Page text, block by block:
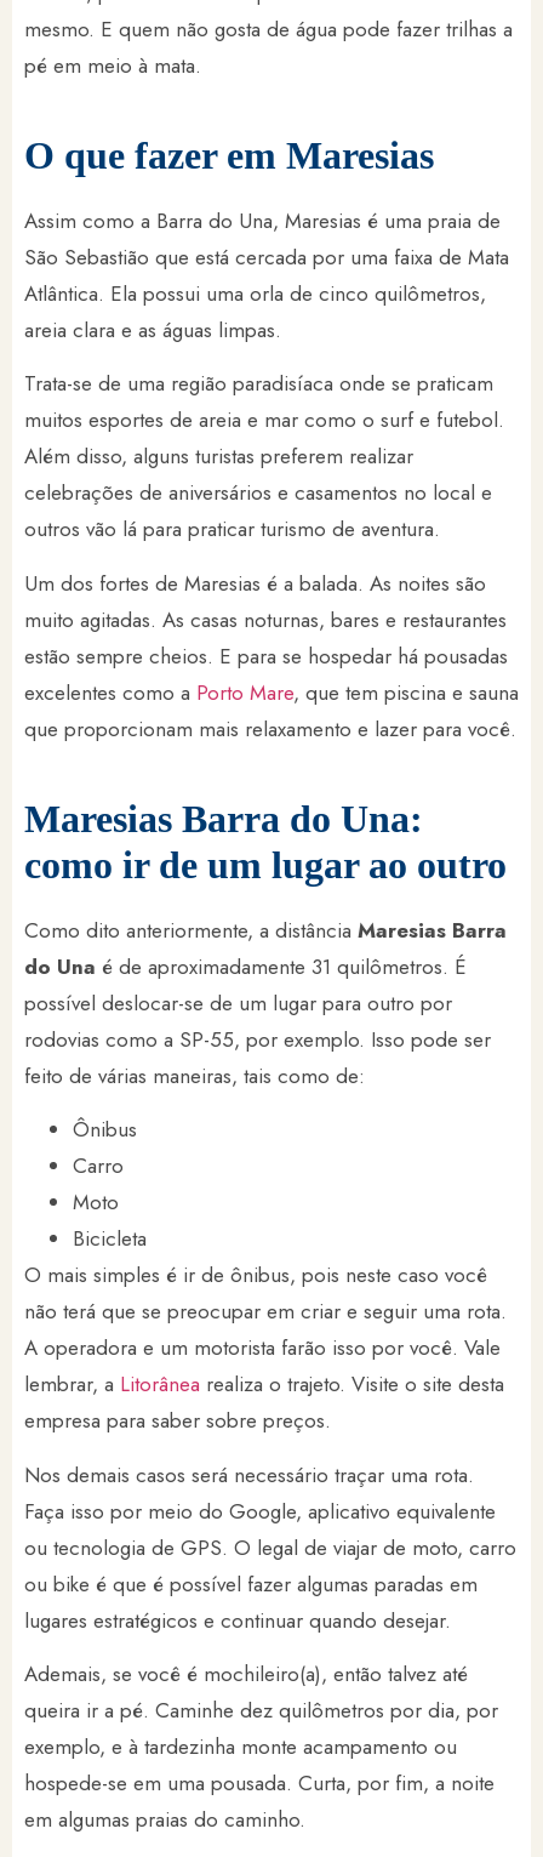
mesmo. E quem não gosta de água pode fazer trilhas a
pé em meio à mata.
O que fazer em Maresias
Assim como a Barra do Una, Maresias é uma praia de
São Sebastião que está cercada por uma faixa de Mata
Atlântica. Ela possui uma orla de cinco quilômetros,
areia clara e as águas limpas.
Trata-se de uma região paradisíaca onde se praticam
muitos esportes de areia e mar como o surf e futebol.
Além disso, alguns turistas preferem realizar
celebrações de aniversários e casamentos no local e
outros vão lá para praticar turismo de aventura.
Um dos fortes de Maresias é a balada. As noites são
muito agitadas. As casas noturnas, bares e restaurantes
estão sempre cheios. E para se hospedar há pousadas
excelentes como a Porto Mare, que tem piscina e sauna
que proporcionam mais relaxamento e lazer para você.
Maresias Barra do Una:
como ir de um lugar ao outro
Como dito anteriormente, a distância Maresias Barra
do Una é de aproximadamente 31 quilômetros. É
possível deslocar-se de um lugar para outro por
rodovias como a SP-55, por exemplo. Isso pode ser
feito de várias maneiras, tais como de:
Ônibus
Carro
Moto
Bicicleta
O mais simples é ir de ônibus, pois neste caso você
não terá que se preocupar em criar e seguir uma rota.
A operadora e um motorista farão isso por você. Vale
lembrar, a Litorânea realiza o trajeto. Visite o site desta
empresa para saber sobre preços.
Nos demais casos será necessário traçar uma rota.
Faça isso por meio do Google, aplicativo equivalente
ou tecnologia de GPS. O legal de viajar de moto, carro
ou bike é que é possível fazer algumas paradas em
lugares estratégicos e continuar quando desejar.
Ademais, se você é mochileiro(a), então talvez até
queira ir a pé. Caminhe dez quilômetros por dia, por
exemplo, e à tardezinha monte acampamento ou
hospede-se em uma pousada. Curta, por fim, a noite
em algumas praias do caminho.